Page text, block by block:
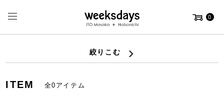
0
絞りこむ
ITEM 全0アイテム